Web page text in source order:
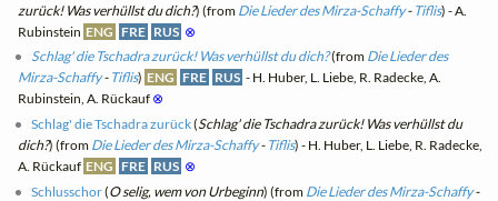
zurück! Was verhüllst du dich?) (from Die Lieder des Mirza-Schaffy- Tiflis) - A.
Rubinstein ENG FRE RUS ⊗
Schlag' die Tschadra zurück! Was verhüllst du dich?(from Die Lieder des
Mirza-Schaffy- Tiflis) ENG FRE RUS - H. Huber, L. Liebe, R. Radecke, A.
Rubinstein, A. Rückauf ⊗
Schlag' die Tschadra zurück(Schlag' die Tschadra zurück! Was verhüllst du
dich?) (from Die Lieder des Mirza-Schaffy- Tiflis) - H. Huber, L. Liebe, R. Radecke,
A. Rückauf ENG FRE RUS ⊗
Schlusschor(O selig, wem von Urbeginn) (from Die Lieder des Mirza-Schaffy-